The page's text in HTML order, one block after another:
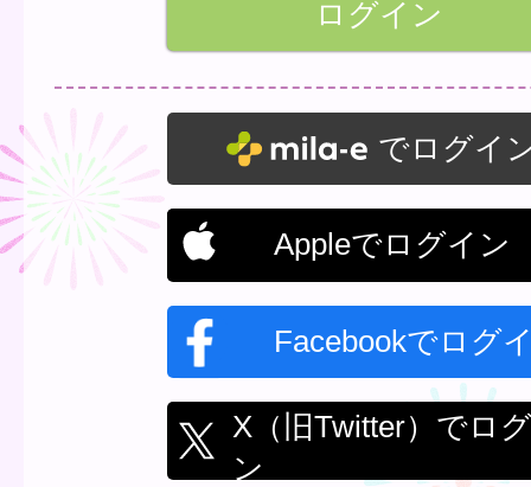
でログイ
Appleでログイン
Facebookでログ
X（旧Twitter）でロ
ン